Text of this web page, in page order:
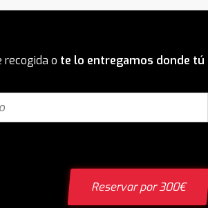
recogida o te lo entregamos donde tú
Reservar por 300€